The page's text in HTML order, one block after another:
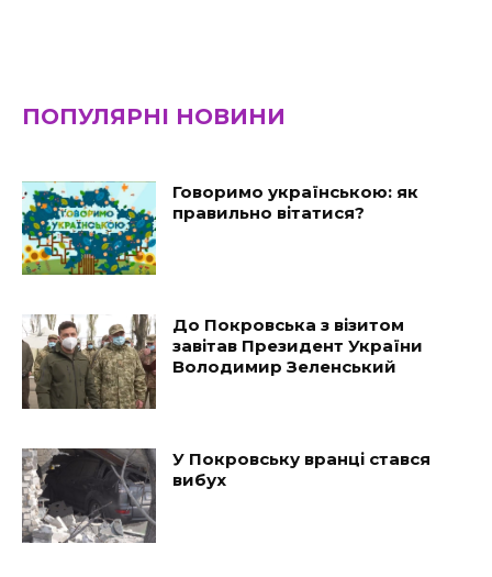
ПОПУЛЯРНІ НОВИНИ
Говоримо українською: як
правильно вітатися?
До Покровська з візитом
завітав Президент України
Володимир Зеленський
У Покровську вранці стався
вибух